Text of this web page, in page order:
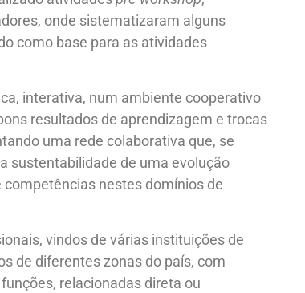
onde sistematizaram alguns
como base para as atividades
interativa, num ambiente cooperativo
resultados de aprendizagem e trocas
uma rede colaborativa que, se
sustentabilidade de uma evolução
nestes domínios de
vindos de várias instituições de
de diferentes zonas do país, com
relacionadas direta ou